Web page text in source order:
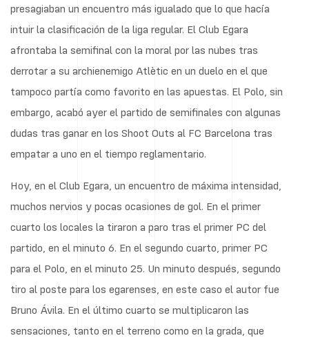
presagiaban un encuentro más igualado que lo que hacía
intuir la clasificación de la liga regular. El Club Egara
afrontaba la semifinal con la moral por las nubes tras
derrotar a su archienemigo Atlètic en un duelo en el que
tampoco partía como favorito en las apuestas. El Polo, sin
embargo, acabó ayer el partido de semifinales con algunas
dudas tras ganar en los Shoot Outs al FC Barcelona tras
empatar a uno en el tiempo reglamentario.
Hoy, en el Club Egara, un encuentro de máxima intensidad,
muchos nervios y pocas ocasiones de gol. En el primer
cuarto los locales la tiraron a paro tras el primer PC del
partido, en el minuto 6. En el segundo cuarto, primer PC
para el Polo, en el minuto 25. Un minuto después, segundo
tiro al poste para los egarenses, en este caso el autor fue
Bruno Ávila. En el último cuarto se multiplicaron las
sensaciones, tanto en el terreno como en la grada, que